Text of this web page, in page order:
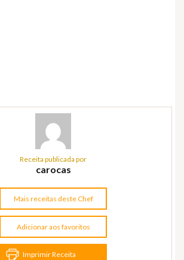
Receita publicada por
carocas
Mais receitas deste Chef
Adicionar aos favoritos
Imprimir Receita